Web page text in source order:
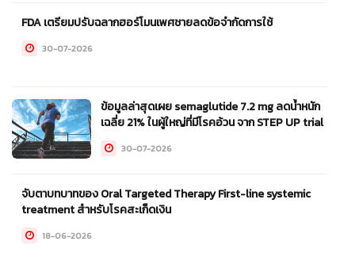
FDA เตรียมปรับฉลากฮอร์โมนเพศชายลดข้อจำกัดการใช้
30-07-2026
ข้อมูลล่าสุดเผย semaglutide 7.2 mg ลดน้ำหนัก
เฉลี่ย 21% ในผู้ใหญ่ที่มีโรคอ้วน จาก STEP UP trial
30-07-2026
จับตาบทบาทของ Oral Targeted Therapy First-line systemic
treatment สำหรับโรคสะเก็ดเงิน
18-06-2026